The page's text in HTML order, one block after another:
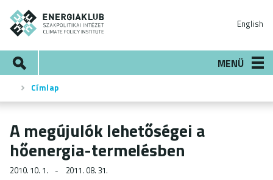
Ugrás
tartalomra
English
MENÜ
Morzsa
Címlap
A megújulók lehetőségei a
hőenergia-termelésben
2010. 10. 1. 2011. 08. 31.